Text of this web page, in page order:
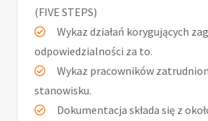
(FIVE STEPS)
Wykaz działań korygujących
odpowiedzialności za to.
Wykaz pracowników
stanowisku.
Dokumentacja składa się z